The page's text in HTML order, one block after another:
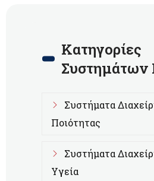
Κατηγορίες
Συστημάτων
Συστήματα
Ποιότητας
Συστήματα
Υγεία